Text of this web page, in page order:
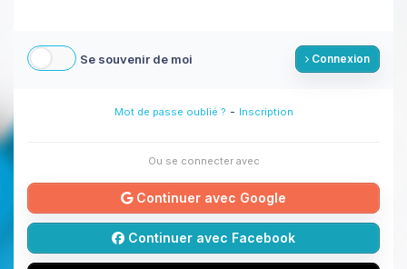
Se souvenir de moi Connexion
Mot de passe oublié ? - Inscription
Ou se connecter avec
Continuer avec Google
Continuer avec Facebook